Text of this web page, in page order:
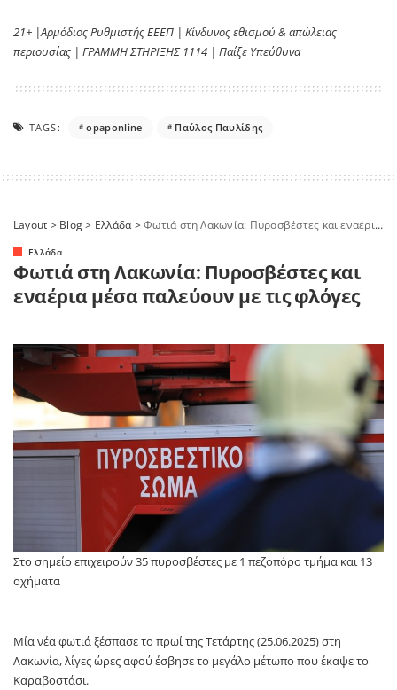
21+ |Αρμόδιος Ρυθμιστής ΕΕΕΠ | Κίνδυνος εθισμού & απώλειας
περιουσίας | ΓΡΑΜΜΗ ΣΤΗΡΙΞΗΣ 1114 | Παίξε Υπεύθυνα
TAGS: opaponline Παύλος Παυλίδης
Layout > Blog> Ελλάδα>Φωτιά στη Λακωνία: Πυροσβέστες και εναέρια μέσα παλεύουν με τις φλόγες
Ελλάδα
Φωτιά στη Λακωνία: Πυροσβέστες και
εναέρια μέσα παλεύουν με τις φλόγες
Στο σημείο επιχειρούν 35 πυροσβέστες με 1 πεζοπόρο τμήμα και 13
οχήματα
Μία νέα φωτιά ξέσπασε το πρωί της Τετάρτης (25.06.2025) στη
Λακωνία, λίγες ώρες αφού έσβησε το μεγάλο μέτωπο που έκαψε το
Καραβοστάσι.